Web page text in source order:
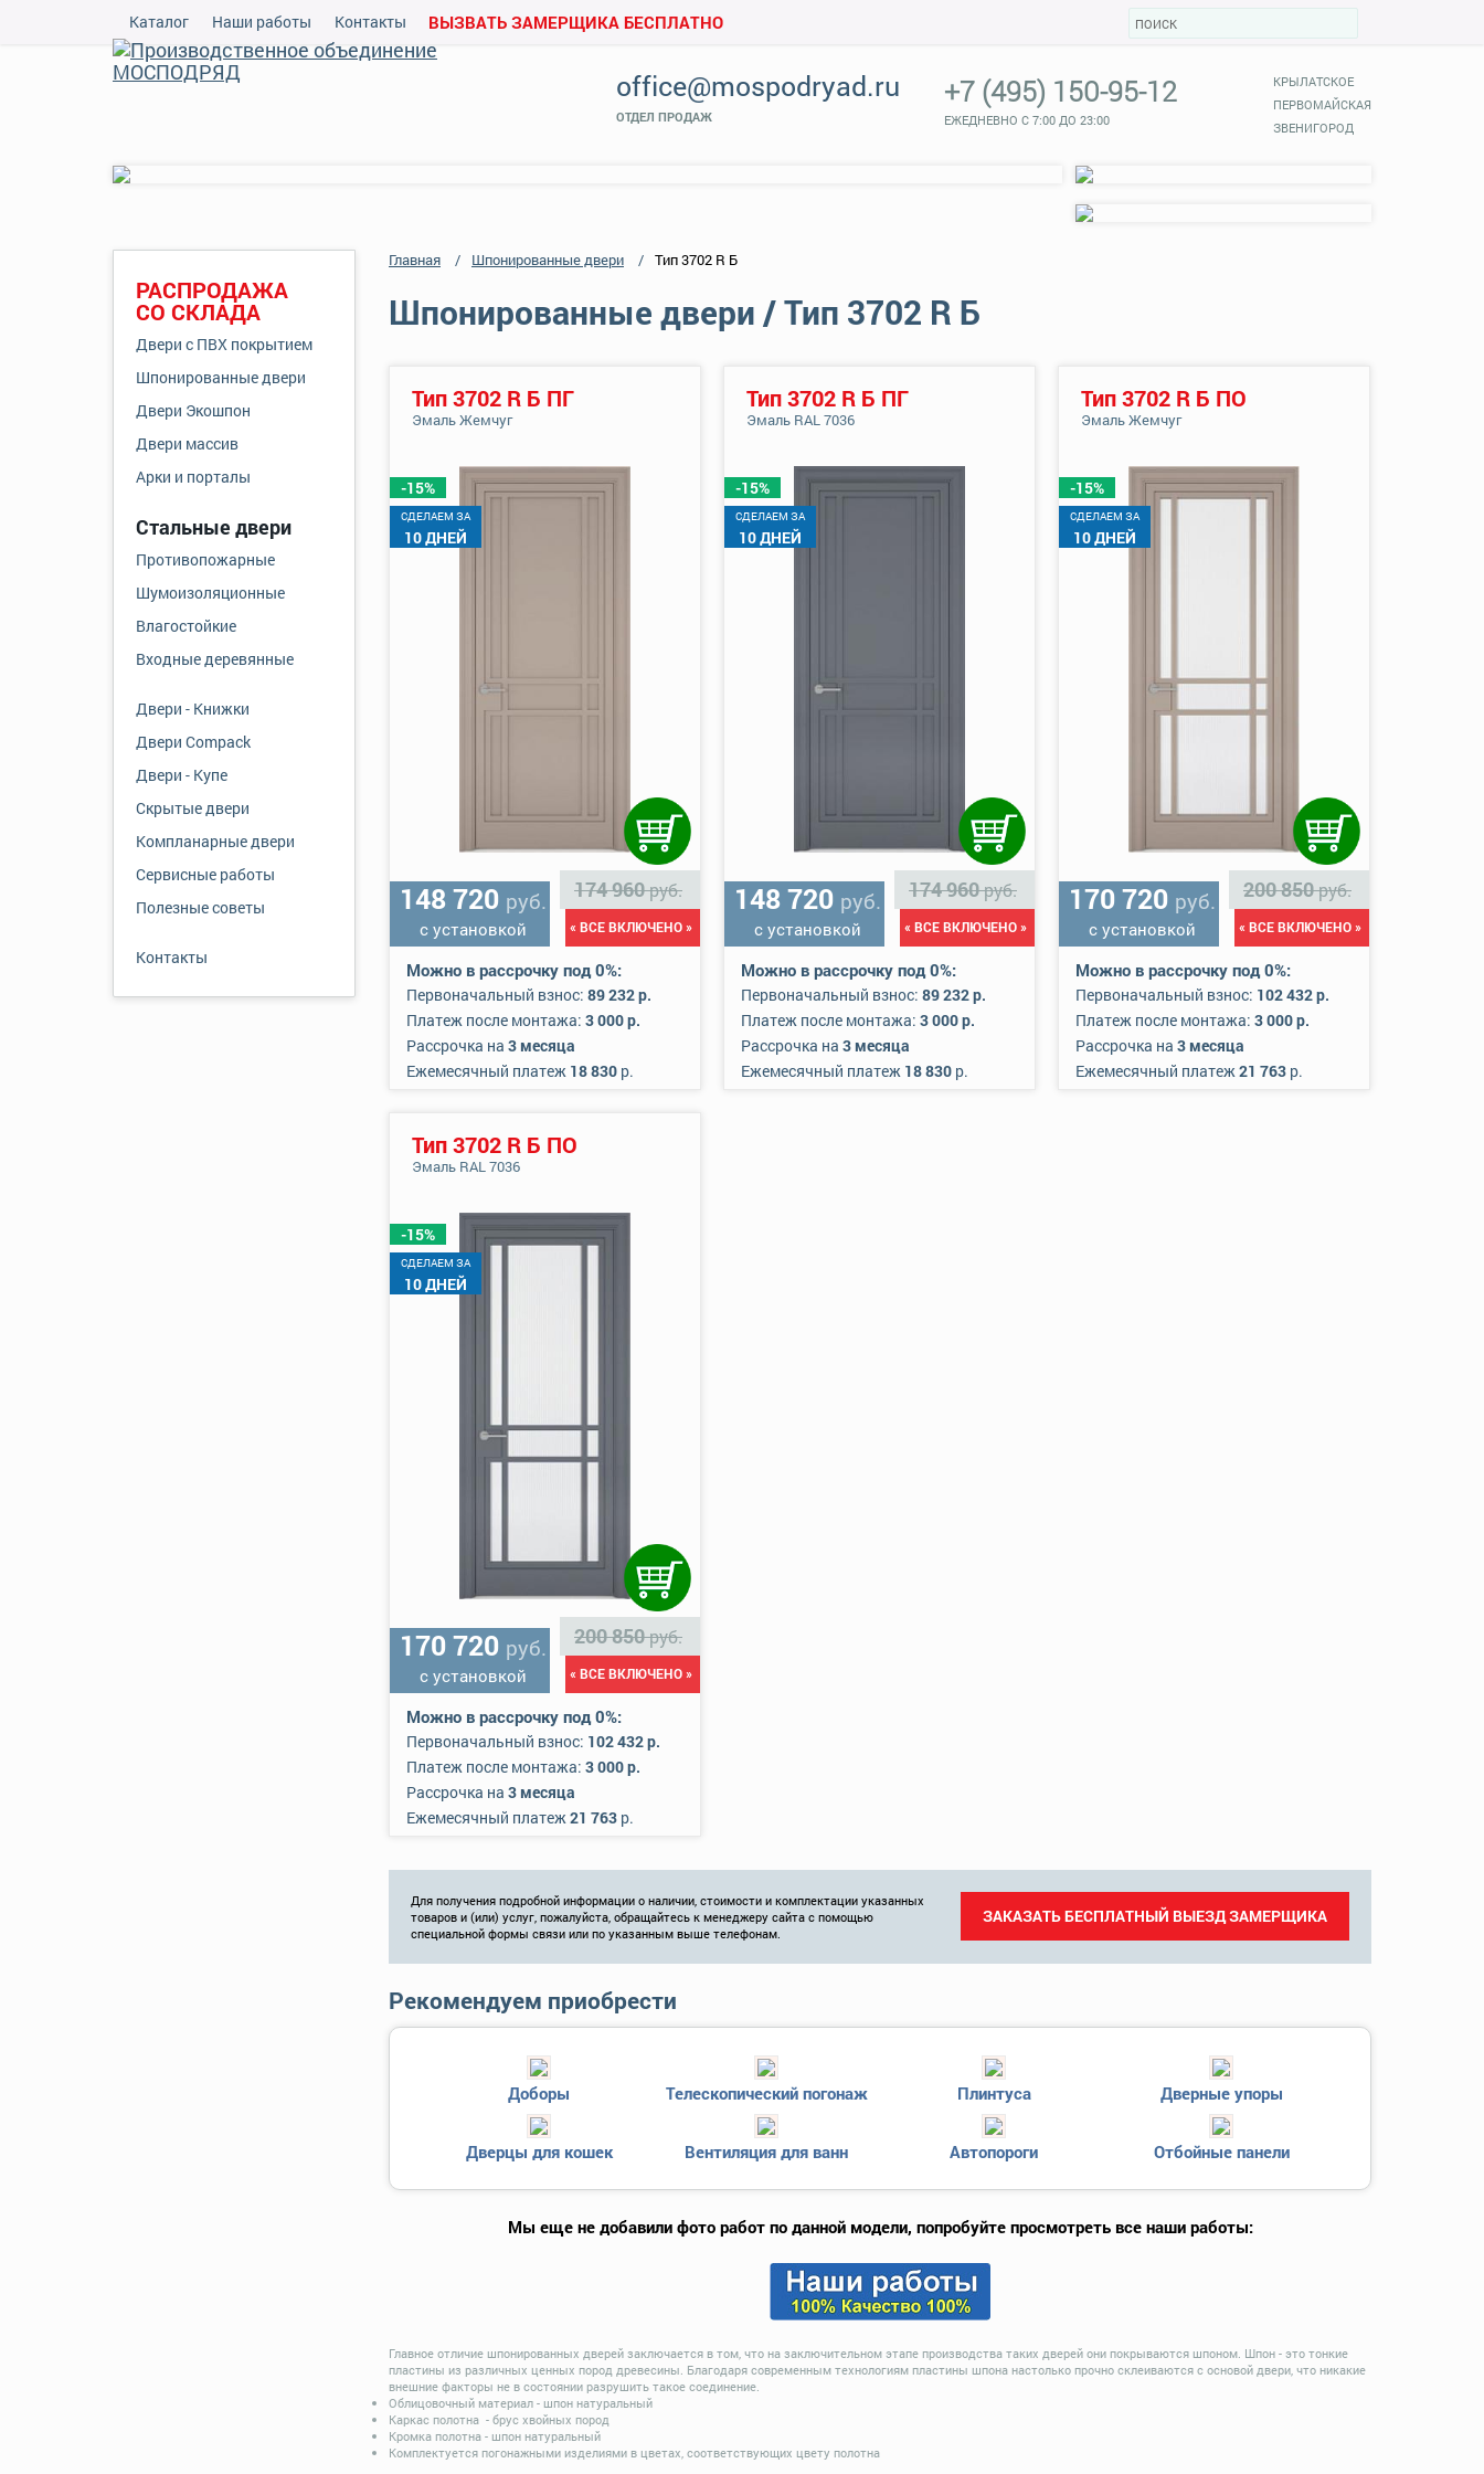
Каталог Наши работы Контакты ВЫЗВАТЬ ЗАМЕРЩИКА БЕСПЛАТНО
КРЫЛАТСКОЕ
ПЕРВОМАЙСКАЯ
ЗВЕНИГОРОД
+7 (495) 150-95-12
ЕЖЕДНЕВНО С 7:00 ДО 23:00
office@mospodryad.ru
ОТДЕЛ ПРОДАЖ
РАСПРОДАЖА
СО СКЛАДА
Двери с ПВХ покрытием
Шпонированные двери
Двери Экошпон
Двери массив
Арки и порталы
Стальные двери
Противопожарные
Шумоизоляционные
Влагостойкие
Входные деревянные
Двери - Книжки
Двери Compack
Двери - Купе
Скрытые двери
Компланарные двери
Сервисные работы
Полезные советы
Контакты
Главная Шпонированные двери Тип 3702 R Б
Шпонированные двери / Тип 3702 R Б
-15%
CДЕЛАЕМ ЗА
10 ДНЕЙ
Тип 3702 R Б ПГ
Эмаль Жемчуг
148 720 руб.
с установкой
174 960руб.
« ВСЕ ВКЛЮЧЕНО »
Можно в рассрочку под 0%:
Первоначальный взнос: 89 232 р.
Платеж после монтажа: 3 000 р.
Рассрочка на 3 месяца
Ежемесячный платеж 18 830 р.
-15%
CДЕЛАЕМ ЗА
10 ДНЕЙ
Тип 3702 R Б ПГ
Эмаль RAL 7036
148 720 руб.
с установкой
174 960руб.
« ВСЕ ВКЛЮЧЕНО »
Можно в рассрочку под 0%:
Первоначальный взнос: 89 232 р.
Платеж после монтажа: 3 000 р.
Рассрочка на 3 месяца
Ежемесячный платеж 18 830 р.
-15%
CДЕЛАЕМ ЗА
10 ДНЕЙ
Тип 3702 R Б ПО
Эмаль Жемчуг
170 720 руб.
с установкой
200 850руб.
« ВСЕ ВКЛЮЧЕНО »
Можно в рассрочку под 0%:
Первоначальный взнос: 102 432 р.
Платеж после монтажа: 3 000 р.
Рассрочка на 3 месяца
Ежемесячный платеж21 763 р.
-15%
CДЕЛАЕМ ЗА
10 ДНЕЙ
Тип 3702 R Б ПО
Эмаль RAL 7036
170 720 руб.
с установкой
200 850руб.
« ВСЕ ВКЛЮЧЕНО »
Можно в рассрочку под 0%:
Первоначальный взнос: 102 432 р.
Платеж после монтажа: 3 000 р.
Рассрочка на 3 месяца
Ежемесячный платеж21 763 р.
ЗАКАЗАТЬ БЕСПЛАТНЫЙ ВЫЕЗД ЗАМЕРЩИКА
Для получения подробной информации о наличии, стоимости и комплектации указанных
товаров и (или) услуг, пожалуйста, обращайтесь к менеджеру сайта с помощью
специальной формы связи или по указанным выше телефонам.
Рекомендуем приобрести
Доборы Телескопический погонаж Плинтуса Дверные упоры
Дверцы для кошек Вентиляция для ванн Автопороги Отбойные панели
Мы еще не добавили фото работ по данной модели, попробуйте просмотреть все наши работы:
Главное отличие шпонированных дверей заключается в том, что на заключительном этапе производства таких дверей они покрываются шпоном. Шпон - это тонкие
пластины из различных ценных пород древесины. Благодаря современным технологиям пластины шпона настолько прочно склеиваются с основой двери, что никакие
внешние факторы не в состоянии разрушить такое соединение.
Облицовочный материал - шпон натуральный
Каркас полотна - брус хвойных пород
Кромка полотна - шпон натуральный
Комплектуется погонажными изделиями в цветах, соответствующих цвету полотна